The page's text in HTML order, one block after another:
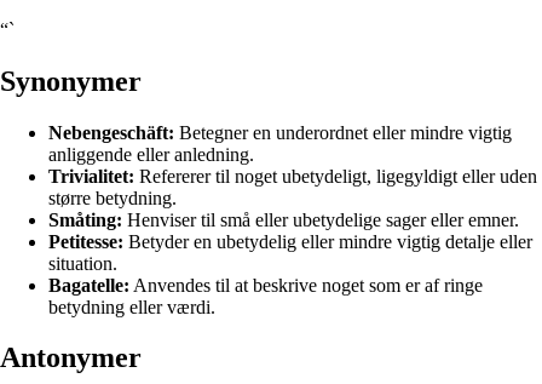
“`
Synonymer
Nebengeschäft: Betegner en underordnet eller mindre vigtig
anliggende eller anledning.
Trivialitet: Refererer til noget ubetydeligt, ligegyldigt eller uden
større betydning.
Småting: Henviser til små eller ubetydelige sager eller emner.
Petitesse: Betyder en ubetydelig eller mindre vigtig detalje eller
situation.
Bagatelle: Anvendes til at beskrive noget som er af ringe
betydning eller værdi.
Antonymer